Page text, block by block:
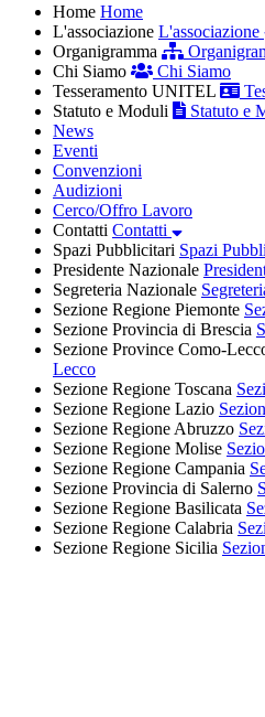
Home Home
L'associazione L'associazione
Organigramma
Chi Siamo
Chi Siamo
Tesseramento UNITEL
Statuto e Moduli
Statuto e
News
Eventi
Convenzioni
Audizioni
Cerco/Offro Lavoro
Contatti Contatti
Spazi Pubblicitari Spazi
Presidente Nazionale
Segreteria Nazionale
Sezione Regione Piemonte
Sezione Provincia di Brescia
Sezione Province Como-
Lecco
Sezione Regione Toscana
Sezione Regione Lazio
Sezione Regione Abruzzo
Sezione Regione Molise
Sezione Regione Campania
Sezione Provincia di Salerno
Sezione Regione Basilicata
Sezione Regione Calabria
Sezione Regione Sicilia